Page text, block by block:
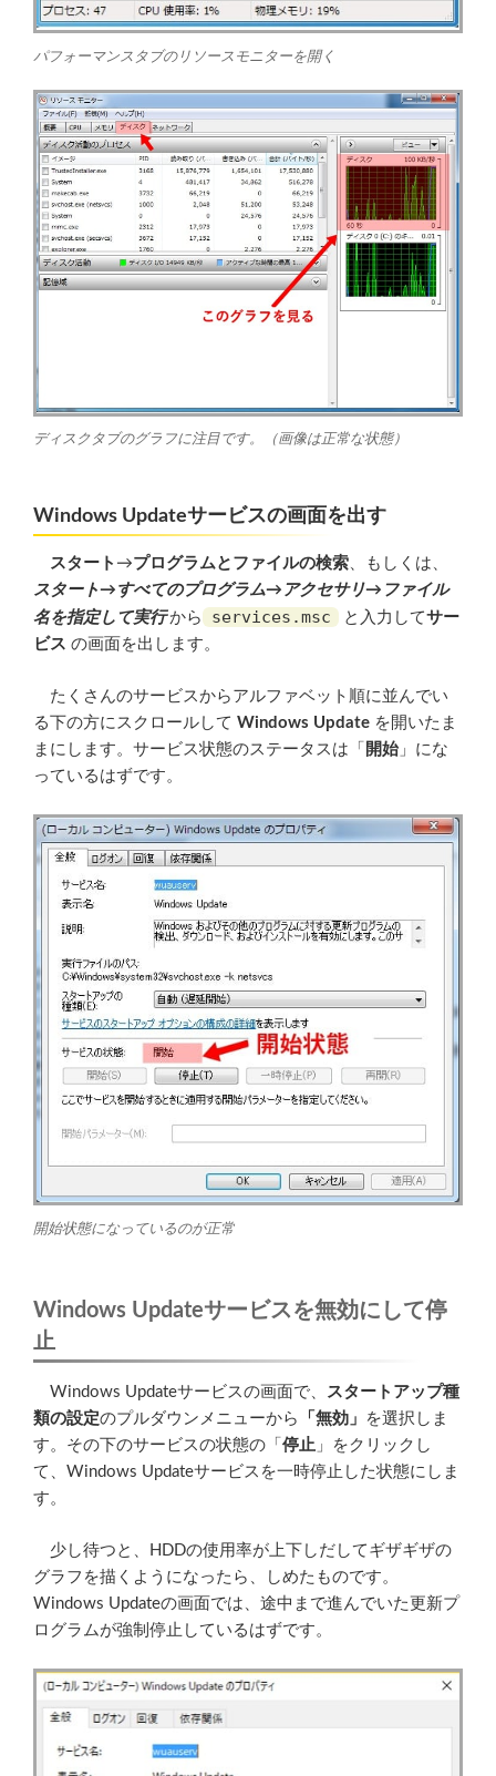
パフォーマンスタブのリソースモニターを開く
ディスクタブのグラフに注目です。（画像は正常な状態）
Windows Updateサービスの画面を出す
スタート →プログラムとファイルの検索、もしくは、
スタート→すべてのプログラム→アクセサリ→ファイル
名を指定して実行から services.msc と入力してサー
ビス の画面を出します。
たくさんのサービスからアルファベット順に並んでい
る下の方にスクロールして Windows Update を開いたま
まにします。サービス状態のステータスは「 開始 」にな
っているはずです。
開始状態になっているのが正常
Windows Updateサービスを無効にして停
止
Windows Updateサービスの画面で、 スタートアップ種
類の設定のプルダウンメニューから 「無効」
を選択しま
す。その下のサービスの状態の「 停止 」をクリックし
て、Windows Updateサービスを一時停止した状態にしま
す。
少し待つと、HDDの使用率が上下しだしてギザギザの
グラフを描くようになったら、しめたものです。
Windows Updateの画面では、途中まで進んでいた更新プ
ログラムが強制停止しているはずです。